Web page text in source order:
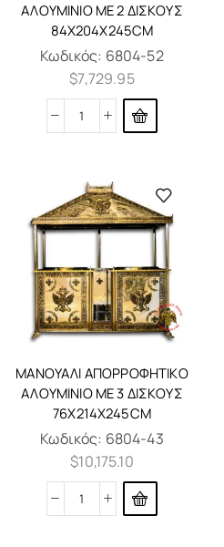
ΑΛΟΥΜΊΝΙΟ ΜΕ 2 ΔΊΣΚΟΥΣ
84X204X245CM
Κωδικός: 6804-52
$7,729.95
ΜΑΝΟΥΆΛΙ ΑΠΟΡΡΟΦΗΤΙΚΌ
ΑΛΟΥΜΊΝΙΟ ΜΕ 3 ΔΊΣΚΟΥΣ
76X214X245CM
Κωδικός: 6804-43
$10,175.10